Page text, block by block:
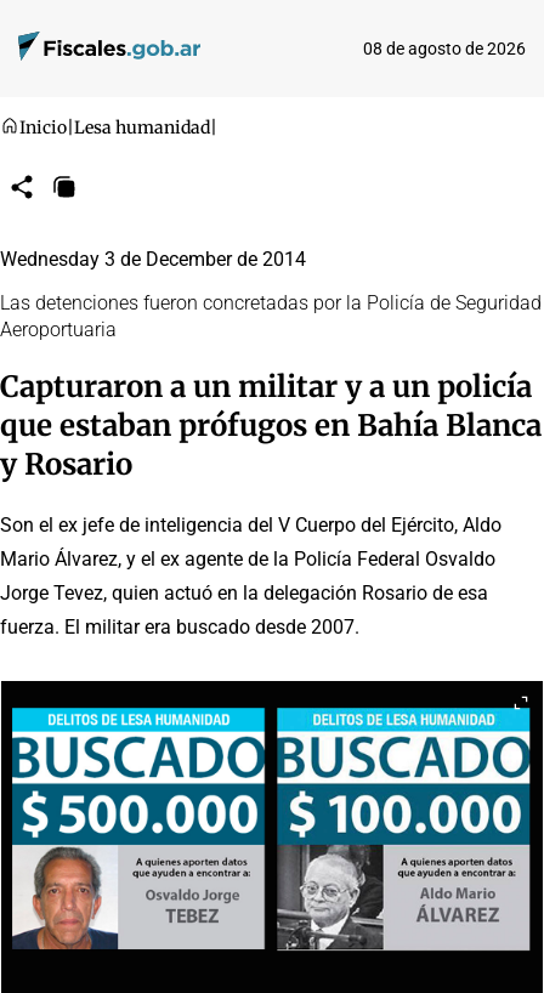
08 de agosto de 2026
Inicio Lesa humanidad
CompartirCopiar
Wednesday 3 de December de 2014
Las detenciones fueron concretadas por la Policía de Seguridad
Aeroportuaria
Capturaron a un militar y a un policía
que estaban prófugos en Bahía Blanca
y Rosario
Son el ex jefe de inteligencia del V Cuerpo del Ejército, Aldo
Mario Álvarez, y el ex agente de la Policía Federal Osvaldo
Jorge Tevez, quien actuó en la delegación Rosario de esa
fuerza. El militar era buscado desde 2007.